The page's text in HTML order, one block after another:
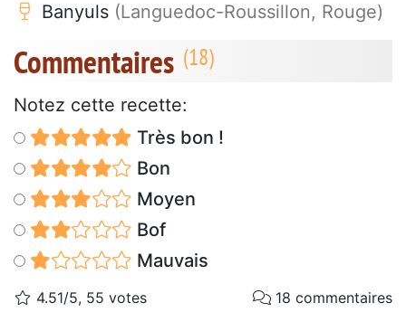
Banyuls (Languedoc-Roussillon, Rouge)
Commentaires
Notez cette recette:
Très bon !
Bon
Moyen
Bof
Mauvais
4.51/5, 55 votes 18 commentaires